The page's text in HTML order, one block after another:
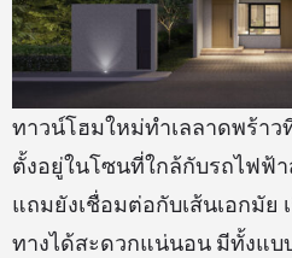
ทาวน์โฮมใหม่ทำเลลาดพร้า
ตั้งอยู่ในโซนที่ใกล้กับรถไฟฟ้า
แถมยังเชื่อมต่อกับเส้นเอกมัย
ทางได้สะดวกแน่นอน มีทั้งแบ